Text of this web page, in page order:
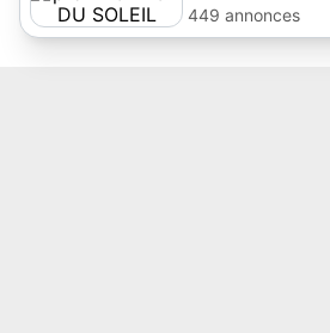
SOLEIL
449 annonces